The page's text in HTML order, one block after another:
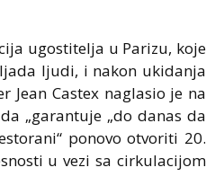
ugostitelja u Parizu, koje
ljudi, i nakon ukidanja
Jean Castex naglasio je na
„garantuje „do danas da
ponovo otvoriti 20.
u vezi sa cirkulacijom